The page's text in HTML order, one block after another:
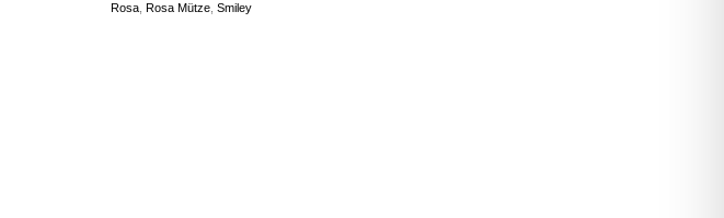
Rosa, Rosa Mütze, Smiley